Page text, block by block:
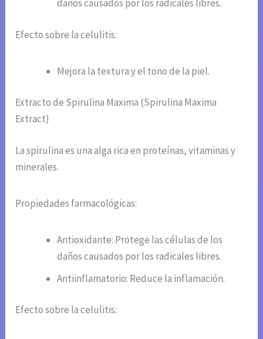
daños causados por los radicales libres.
Efecto sobre la celulitis:
Mejora la textura y el tono de la piel.
Extracto de Spirulina Maxima (Spirulina Maxima
Extract)
La spirulina es una alga rica en proteínas, vitaminas y
minerales.
Propiedades farmacológicas:
Antioxidante: Protege las células de los
daños causados por los radicales libres.
Antiinflamatorio: Reduce la inflamación.
Efecto sobre la celulitis: